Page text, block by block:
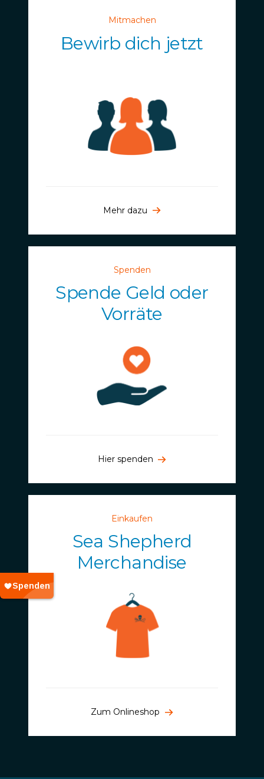
Mitmachen
Bewirb dich jetzt
Mehr dazu
Spenden
Spende Geld oder
Vorräte
Hier spenden
Einkaufen
Sea Shepherd
Merchandise
Zum Onlineshop